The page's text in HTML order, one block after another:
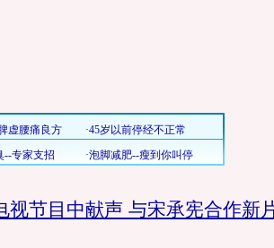
视节目中献声 与宋承宪合作新